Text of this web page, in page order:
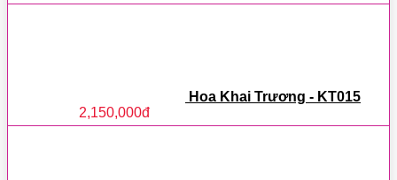
Hoa Khai Trương - KT015
2,150,000đ